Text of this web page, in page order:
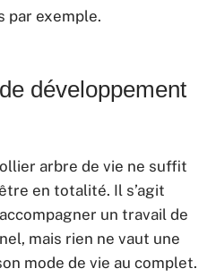
par exemple.
développement
arbre de vie ne suffit
en totalité. Il s’agit
un travail de
mais rien ne vaut une
mode de vie au complet.